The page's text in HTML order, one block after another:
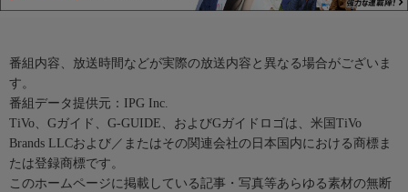
番組内容、放送時間などが実際の放送内容と異なる場合がございま
す。
番組データ提供元：IPG Inc.
TiVo、Gガイド、G-GUIDE、およびGガイドロゴは、米国TiVo
Brands LLCおよび／またはその関連会社の日本国内における商標ま
たは登録商標です。
このホームページに掲載している記事・写真等あらゆる素材の無断